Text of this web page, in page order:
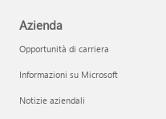
Azienda
Opportunità di carriera
Informazioni su Microsoft
Notizie aziendali